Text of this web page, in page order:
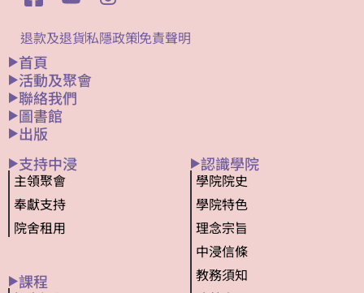
退款及退貨私隱政策免責聲明
首頁
活動及聚會
聯絡我們
圖書館
出版
支持中浸
主領聚會
奉獻支持
院舍租用
課程
認識學院
學院院史
學院特色
理念宗旨
中浸信條
教務須知